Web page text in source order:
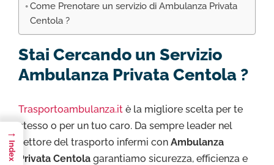
Come Prenotare un servizio di Ambulanza Privata
Centola ?
Stai Cercando un Servizio
Ambulanza Privata Centola ?
Trasportoambulanza.it è la migliore scelta per te
stesso o per un tuo caro. Da sempre leader nel
settore del trasporto infermi con Ambulanza
Privata Centola garantiamo sicurezza, efficienza e
→
Index